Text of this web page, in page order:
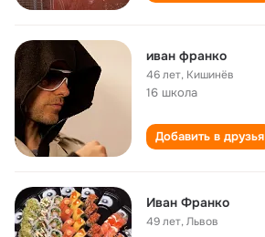
иван франко
46 лет, Кишинёв
16 школа
Добавить в друзья
Иван Франко
49 лет,Львов